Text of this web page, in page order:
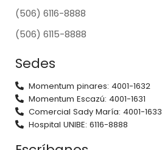
(506) 6116-8888
(506) 6115-8888
Sedes
Momentum pinares: 4001-1632
Momentum Escazú: 4001-1631
Comercial Sady María: 4001-1633
Hospital UNIBE: 6116-8888